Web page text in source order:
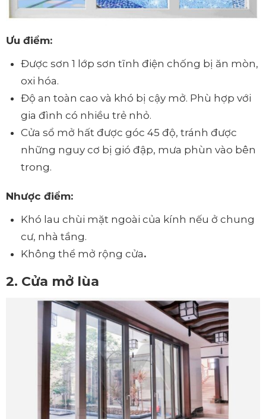
Ưu điểm:
Được sơn 1 lớp sơn tĩnh điện chống bị ăn mòn,
oxi hóa.
Độ an toàn cao và khó bị cậy mở. Phù hợp với
gia đình có nhiều trẻ nhỏ.
Cửa sổ mở hất được góc 45 độ, tránh được
những nguy cơ bị gió đập, mưa phùn vào bên
trong.
Nhược điểm:
Khó lau chùi mặt ngoài của kính nếu ở chung
cư, nhà tầng.
Không thể mở rộng cửa.
2. Cửa mở lùa